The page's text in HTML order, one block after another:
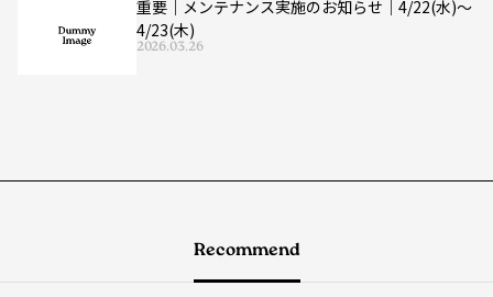
重要｜メンテナンス実施のお知らせ｜4/22(水)〜
4/23(木)
2026.03.26
Recommend